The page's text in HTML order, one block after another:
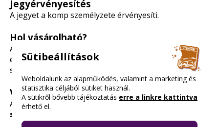
Jegyérvényesítés
A jegyet a komp személyzete érvényesíti.
Hol vásárolható?
A vásárlási lehetőségeket megtalálod a
értesítésipont-keresőben
. Ezeken kívül a komp
személyzete is árusítja.
Visszaválthatóság
A fel nem használt jegyek visszaválthatók (részletes
szabályozás
Sütibeállítások
Weboldalunk az alapműködés, valamint a marketing és
statisztika céljából sütiket használ.
A sütikről bővebb tájékoztatás erre a linkre kattintva
érhető el.